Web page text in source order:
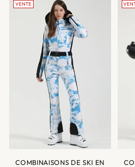
VENTE
COMBINAISONS DE SKI EN